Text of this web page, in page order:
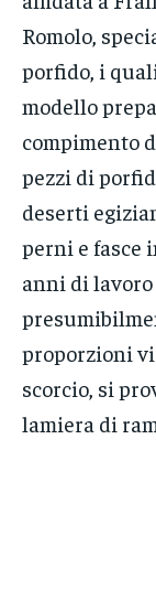
Romolo,
porfido, i
modello
compimento
pezzi di
deserti
perni e fasce
anni di lavoro
proporzioni
scorcio, si
lamiera di